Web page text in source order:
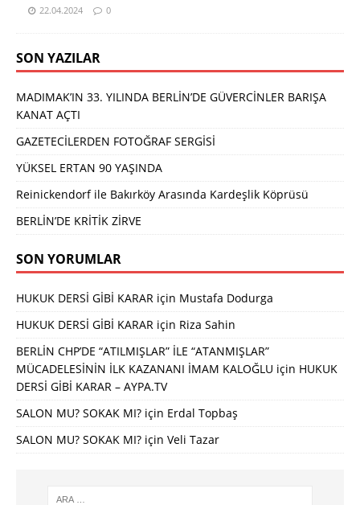
22.04.2024 0
SON YAZILAR
MADIMAK’IN 33. YILINDA BERLİN’DE GÜVERCİNLER BARIŞA
KANAT AÇTI
GAZETECİLERDEN FOTOĞRAF SERGİSİ
YÜKSEL ERTAN 90 YAŞINDA
Reinickendorf ile Bakırköy Arasında Kardeşlik Köprüsü
BERLİN’DE KRİTİK ZİRVE
SON YORUMLAR
HUKUK DERSİ GİBİ KARAR için Mustafa Dodurga
HUKUK DERSİ GİBİ KARAR için Riza Sahin
BERLİN CHP’DE “ATILMIŞLAR” İLE “ATANMIŞLAR”
MÜCADELESİNİN İLK KAZANANI İMAM KALOĞLU için HUKUK
DERSİ GİBİ KARAR – AYPA.TV
SALON MU? SOKAK MI? için Erdal Topbaş
SALON MU? SOKAK MI? için Veli Tazar